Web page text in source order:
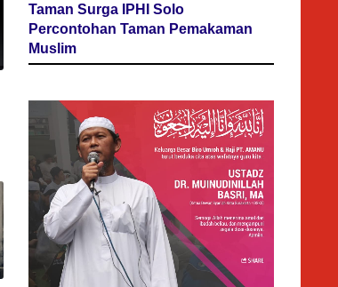
Taman Surga IPHI Solo
Percontohan Taman Pemakaman
Muslim